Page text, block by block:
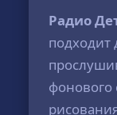
Радио
подходит
фонового